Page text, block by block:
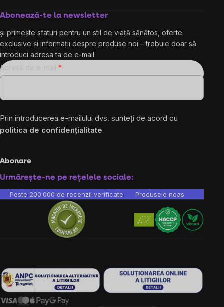
Abonează-te la newsletter
și primește sfaturi pentru un stil de viață sănătos, oferte
exclusive și informații despre produse noi – trebuie doar să
introduci adresa ta de e-mail.
Adresă de e-mail
Prin introducerea e-mailului dvs. sunteți de acord cu
politica de confidențialitate
Abonare
Urmărește-ne pe rețelele sociale:
Peste 200.000 de recenzii verificate Produsele noastre sunt